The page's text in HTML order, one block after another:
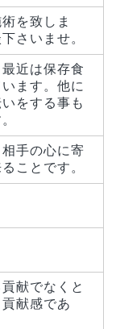
を致しま
さいませ。
近は保存食
ます。他に
をする事も
手の心に寄
ことです。
献でなくと
献感であ